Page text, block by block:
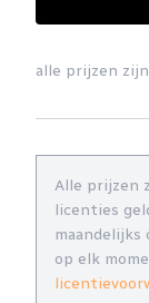
alle prijzen
Alle prijzen
licenties
op elk